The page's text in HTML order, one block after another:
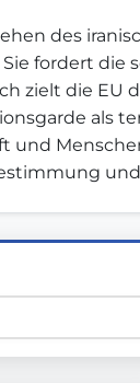
des
fordert
zielt die EU
als
und